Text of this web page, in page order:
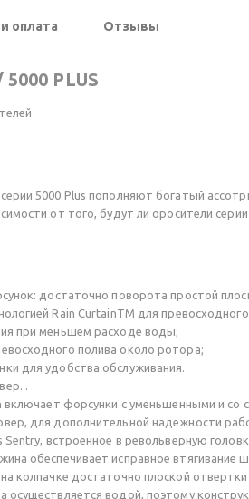
оплата Отзывы
PLUS
5000 Plus пополняют богатый
от того, будут ли оросители
достаточно поворота простой
Rain CurtainTM для
при меньшем расходе воды;
полива около ротора;
для удобства обслуживания.
.
форсунки с уменьшенными и со
для дополнительной надежности
встроенное в револьверную
обеспечивает исправное втягивание
колпачке достаточно плоской отвертки.
осуществляется водой, поэтому